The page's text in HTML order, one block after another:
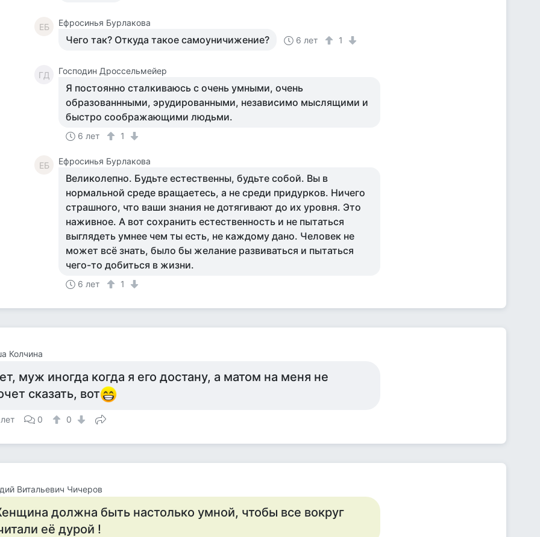
ЕБ Ефросинья Бурлакова
Чего так? Откуда такое самоуничижение? 6 лет 1
ГД Господин Дроссельмейер
Я постоянно сталкиваюсь с очень умными, очень
образованнными, эрудированными, независимо мыслящими и
быстро соображающими людьми.
6 лет 1
ЕБ Ефросинья Бурлакова
Великолепно. Будьте естественны, будьте собой. Вы в
нормальной среде вращаетесь, а не среди придурков. Ничего
страшного, что ваши знания не дотягивают до их уровня. Это
наживное. А вот сохранить естественность и не пытаться
выглядеть умнее чем ты есть, не каждому дано. Человек не
может всё знать, было бы желание развиваться и пытаться
чего-то добиться в жизни.
6 лет 1
Колчина
муж иногда когда я его достану, а матом на меня не
сказать, вот
0 0
Витальевич Чичеров
должна быть настолько умной, чтобы все вокруг
её дурой !